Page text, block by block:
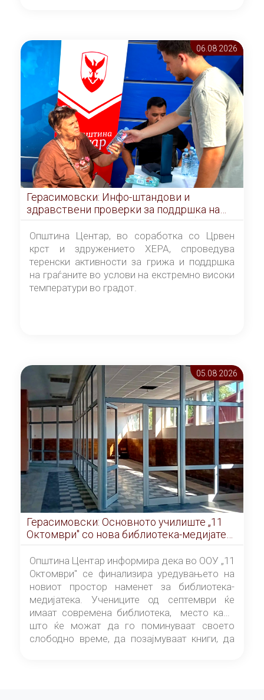
06.08 2026
Герасимовски: Инфо-штандови и
здравствени проверки за поддршка на
граѓаните во услови на топлотен бран
Општина Центар, во соработка со Црвен
крст и здружението ХЕРА, спроведува
теренски активности за грижа и поддршка
на граѓаните во услови на екстремно високи
температури во градот.
05.08 2026
Герасимовски: Основното училиште „11
Октомври" со нова библиотека-медијатека
од септември
Општина Центар информира дека во ООУ „11
Октомври" се финализира уредувањето на
новиот простор наменет за библиотека-
медијатека. Учениците од септември ќе
имаат современа библиотека, место каде
што ќе можат да го поминуваат своето
слободно време, да позајмуваат книги, да